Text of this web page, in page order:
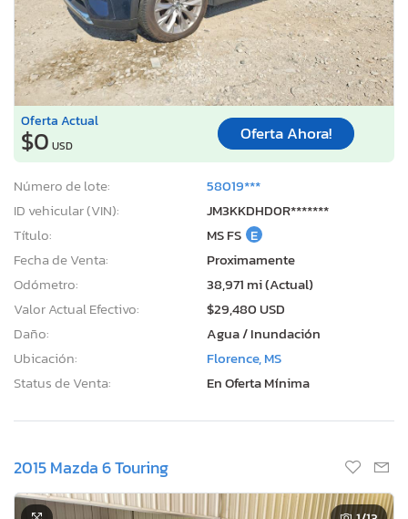
Oferta Actual
$0 USD
Oferta Ahora!
Número de lote:
58019***
ID vehicular (VIN):
JM3KKDHD0R*******
Título:
MS FS E
Fecha de Venta:
Proximamente
Odómetro:
38,971 mi (Actual)
Valor Actual Efectivo:
$29,480 USD
Daño:
Agua / Inundación
Ubicación:
Florence, MS
Status de Venta:
En Oferta Mínima
2015 Mazda 6 Touring